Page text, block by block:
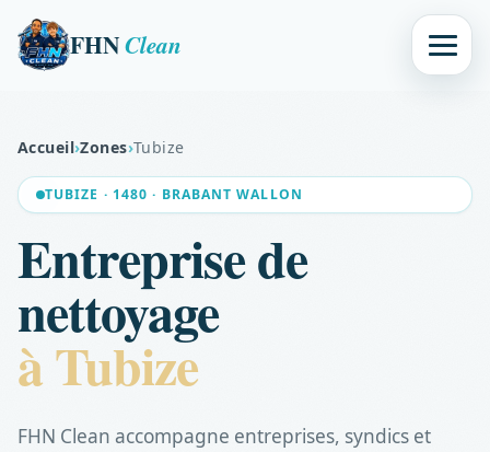
FHNClean
Accueil›Zones›Tubize
TUBIZE · 1480 · BRABANT WALLON
Entreprise de
nettoyage
à Tubize
FHN Clean accompagne entreprises, syndics et